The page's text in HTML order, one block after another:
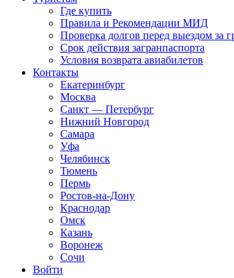
Где купить
Правила и Рекомендации МИД
Проверка долгов перед выездом за
Срок действия загранпаспорта
Условия возврата авиабилетов
Контакты
Екатеринбург
Москва
Санкт — Петербург
Нижний Новгород
Самара
Уфа
Челябинск
Тюмень
Пермь
Ростов-на-Дону
Краснодар
Омск
Казань
Воронеж
Сочи
Войти